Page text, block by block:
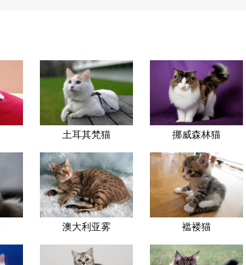
土耳其梵猫 挪威森林猫
澳大利亚雾
褴褛猫